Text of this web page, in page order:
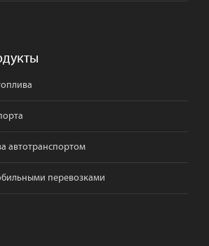
автотранспортом
перевозками